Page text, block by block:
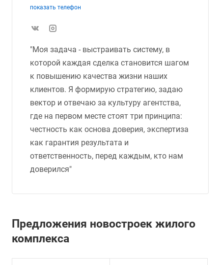
показать телефон
"Моя задача - выстраивать систему, в
которой каждая сделка становится шагом
к повышению качества жизни наших
клиентов. Я формирую стратегию, задаю
вектор и отвечаю за культуру агентства,
где на первом месте стоят три принципа:
честность как основа доверия, экспертиза
как гарантия результата и
ответственность, перед каждым, кто нам
доверился"
Предложения новостроек жилого
комплекса